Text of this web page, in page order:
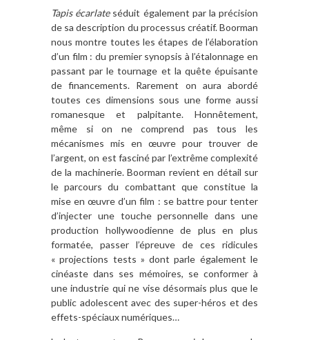
Tapis écarlateséduit également par la précision
de sa description du processus créatif. Boorman
nous montre toutes les étapes de l’élaboration
d’un film : du premier synopsis à l’étalonnage en
passant par le tournage et la quête épuisante
de financements. Rarement on aura abordé
toutes ces dimensions sous une forme aussi
romanesque et palpitante. Honnêtement,
même si on ne comprend pas tous les
mécanismes mis en œuvre pour trouver de
l’argent, on est fasciné par l’extrême complexité
de la machinerie. Boorman revient en détail sur
le parcours du combattant que constitue la
mise en œuvre d’un film : se battre pour tenter
d’injecter une touche personnelle dans une
production hollywoodienne de plus en plus
formatée, passer l’épreuve de ces ridicules
« projections tests » dont parle également le
cinéaste dans ses mémoires, se conformer à
une industrie qui ne vise désormais plus que le
public adolescent avec des super-héros et des
effets-spéciaux numériques…